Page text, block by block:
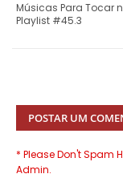
Músicas Para Tocar
Playlist #45.3
POSTAR UM
* Please Don't Spam
Admin.